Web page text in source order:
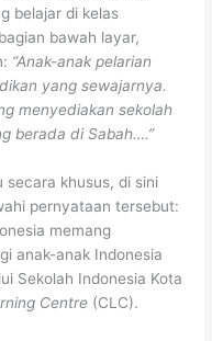
belajar di kelas
bawah layar,
“Anak-anak pelarian
yang sewajarnya.
menyediakan sekolah
berada di Sabah….”
secara khusus, di sini
pernyataan tersebut:
memang
anak-anak Indonesia
Sekolah Indonesia Kota
Centre (CLC).